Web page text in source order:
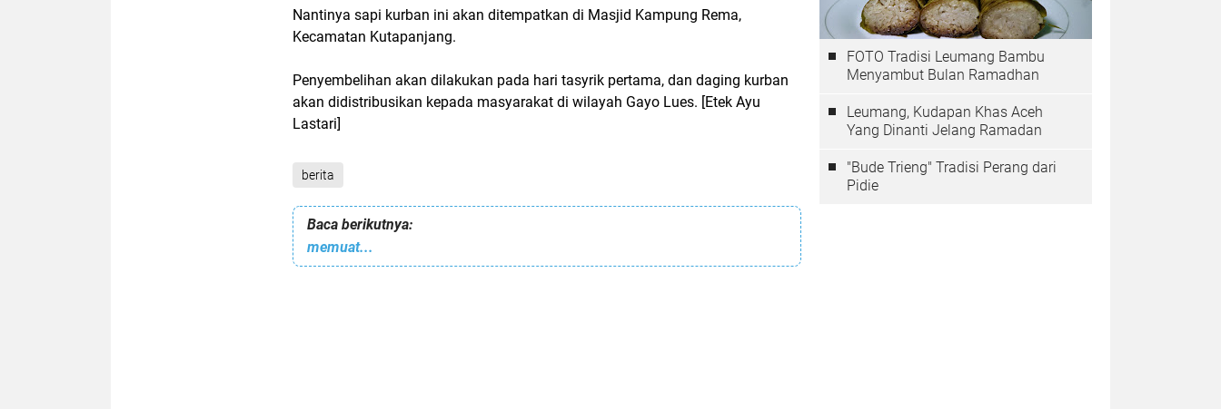
Nantinya sapi kurban ini akan ditempatkan di Masjid Kampung Rema,
Kecamatan Kutapanjang.
Penyembelihan akan dilakukan pada hari tasyrik pertama, dan daging kurban
akan didistribusikan kepada masyarakat di wilayah Gayo Lues. [Etek Ayu
Lastari]
berita
Baca berikutnya:
memuat...
FOTO Tradisi Leumang Bambu
Menyambut Bulan Ramadhan
Leumang, Kudapan Khas Aceh
Yang Dinanti Jelang Ramadan
"Bude Trieng" Tradisi Perang dari
Pidie